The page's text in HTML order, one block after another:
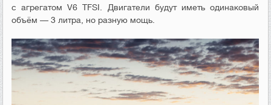
с агрегатом V6 TFSI. Двигатели будут иметь одинаковый
объём — 3 литра, но разную мощь.